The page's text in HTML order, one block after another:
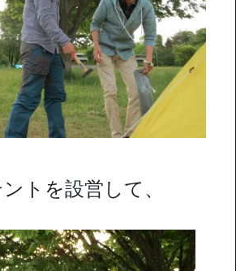
トを設営して、